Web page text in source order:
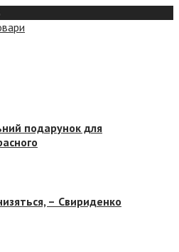
подарунок для
– Свириденко